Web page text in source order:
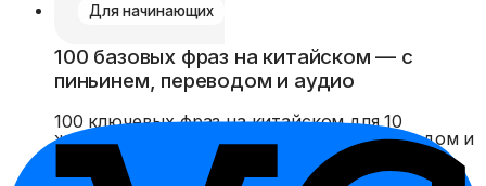
Для начинающих
100 базовых фраз на китайском — с
пиньинем, переводом и аудио
100 ключевых фраз на китайском для 10
жизненных ситуаций. С пиньинем, переводом и
аудио — готовый разговорник для туриста и
студента.